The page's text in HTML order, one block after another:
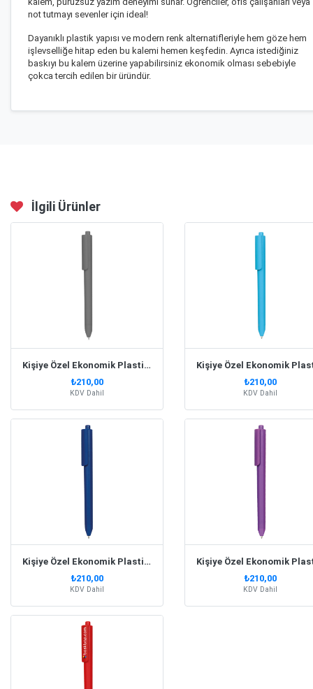
not tutmayı sevenler için ideal!
Dayanıklı plastik yapısı ve modern renk alternatifleriyle hem göze hem
işlevselliğe hitap eden bu kalemi hemen keşfedin. Ayrıca istediğiniz
baskıyı bu kalem üzerine yapabilirsiniz ekonomik olması sebebiyle
çokca tercih edilen bir üründür.
İlgili Ürünler
Kişiye Özel Ekonomik Plastik Füme Kalem
₺210,00
KDV Dahil
₺210,00
KDV Dahil
Kişiye Özel Ekonomik Plastik Lacivert Kalem
₺210,00
KDV Dahil
₺210,00
KDV Dahil